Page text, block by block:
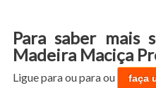
Para saber mais
Madeira Maciça
Ligue paraou paraou faça